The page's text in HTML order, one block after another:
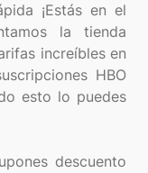
¡Estás en el
la tienda
increíbles en
HBO
esto lo puedes
descuento